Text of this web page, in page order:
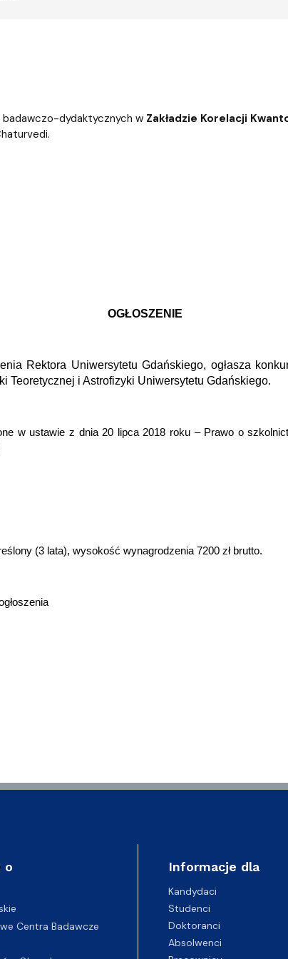
badawczo-dydaktycznych w Zakładzie Korelacji
OGŁOSZENIE
Rektora Uniwersytetu Gdańskiego, ogłasza
Teoretycznej i Astrofizyki Uniwersytetu Gdańskiego.
w ustawie z dnia 20 lipca 2018 roku – Prawo o
(3 lata), wysokość wynagrodzenia 7200 zł brutto.
o
Centra Badawcze
Informacje dla
Kandydaci
Studenci
Doktoranci
Absolwenci